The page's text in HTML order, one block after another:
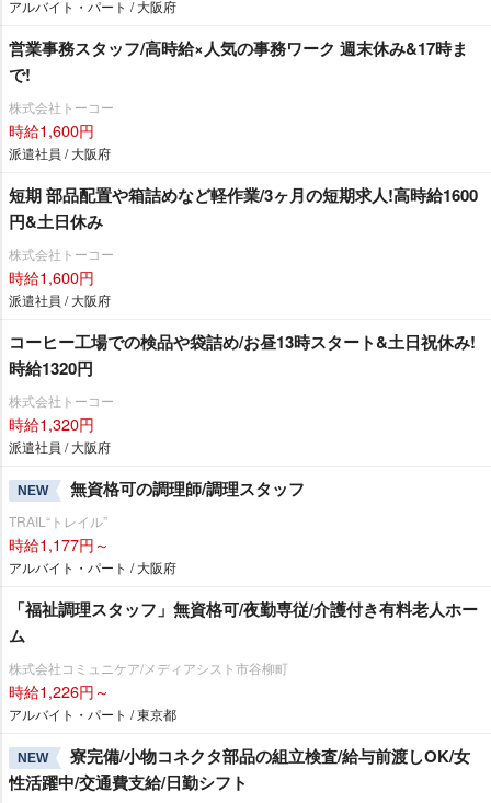
アルバイト・パート / 大阪府
営業事務スタッフ/高時給×人気の事務ワーク 週末休み&17時ま
で!
株式会社トーコー
時給1,600円
派遣社員 / 大阪府
短期 部品配置や箱詰めなど軽作業/3ヶ月の短期求人!高時給1600
円&土日休み
株式会社トーコー
時給1,600円
派遣社員 / 大阪府
コーヒー工場での検品や袋詰め/お昼13時スタート&土日祝休み!
時給1320円
株式会社トーコー
時給1,320円
派遣社員 / 大阪府
NEW 無資格可の調理師/調理スタッフ
TRAIL“トレイル”
時給1,177円～
アルバイト・パート / 大阪府
「福祉調理スタッフ」無資格可/夜勤専従/介護付き有料老人ホー
ム
株式会社コミュニケア/メディアシスト市谷柳町
時給1,226円～
アルバイト・パート / 東京都
NEW
寮完備/小物コネクタ部品の組立検査/給与前渡しOK/女
性活躍中/交通費支給/日勤シフト